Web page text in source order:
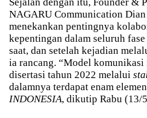
NAGARU Communication
menekankan pentingnya
kepentingan dalam seluruh
saat, dan setelah kejadian
ia rancang. “Model
disertasi tahun 2022 melalui
dalamnya terdapat enam
INDONESIA, dikutip Rabu (13/